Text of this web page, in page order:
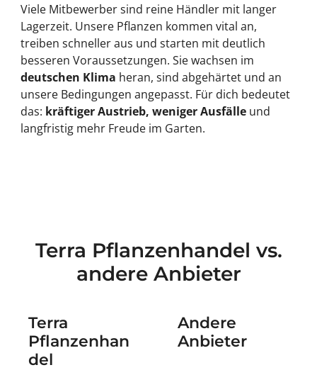
Viele Mitbewerber sind reine Händler mit langer
Lagerzeit. Unsere Pflanzen kommen vital an,
treiben schneller aus und starten mit deutlich
besseren Voraussetzungen. Sie wachsen im
deutschen Klima heran, sind abgehärtet und an
unsere Bedingungen angepasst. Für dich bedeutet
das: kräftiger Austrieb, weniger Ausfälle und
langfristig mehr Freude im Garten.
Terra Pflanzenhandel vs.
andere Anbieter
Terra
Pflanzenhan
del
Andere
Anbieter